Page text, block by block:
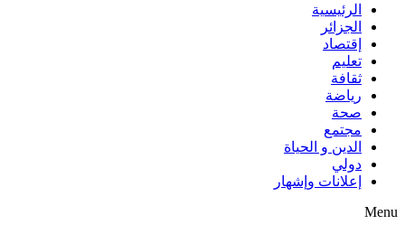
الرئيسية
الجزائر
إقتصاد
تعليم
ثقافة
رياضة
صحة
مجتمع
الدين و الحياة
دولي
إعلانات وإشهار
Menu